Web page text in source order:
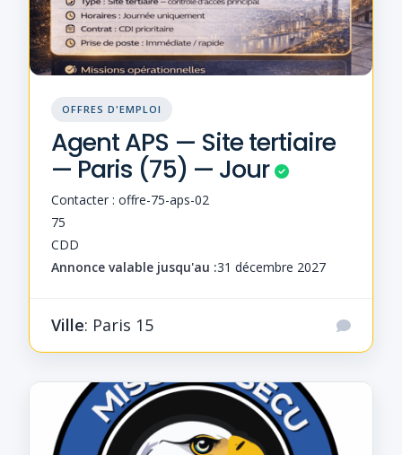
OFFRES D'EMPLOI
Agent APS — Site tertiaire
— Paris (75) — Jour
Contacter : offre-75-aps-02
75
CDD
Annonce valable jusqu'au :31 décembre 2027
Ville: Paris 15